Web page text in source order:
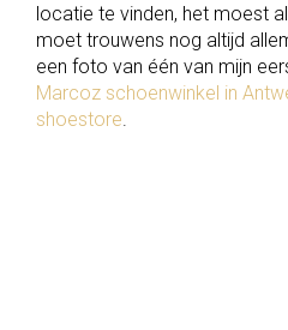
locatie te vinden, het moest
moet trouwens nog altijd
een foto van één van mijn
Marcoz schoenwinkel in
shoestore